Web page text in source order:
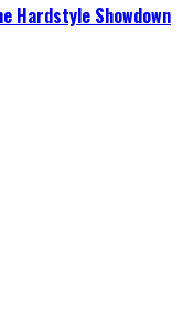
Hardstyle Showdown